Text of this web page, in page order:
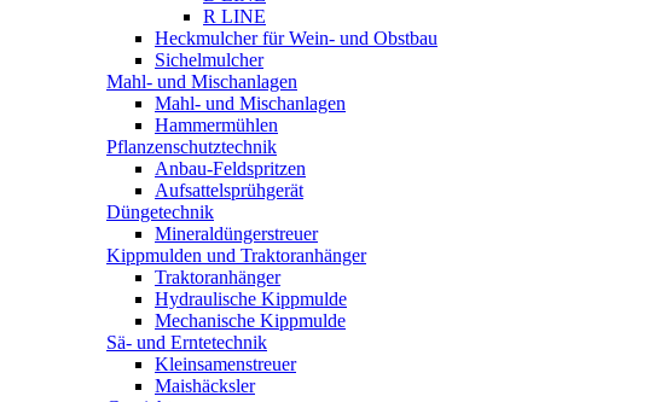
R LINE
Heckmulcher für Wein- und Obstbau
Sichelmulcher
Mahl- und Mischanlagen
Mahl- und Mischanlagen
Hammermühlen
Pflanzenschutztechnik
Anbau-Feldspritzen
Aufsattelsprühgerät
Düngetechnik
Mineraldüngerstreuer
Kippmulden und Traktoranhänger
Traktoranhänger
Hydraulische Kippmulde
Mechanische Kippmulde
Sä- und Erntetechnik
Kleinsamenstreuer
Maishäcksler